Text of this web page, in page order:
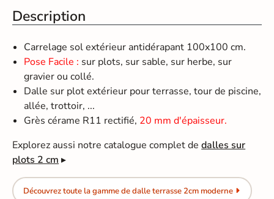
Description
Carrelage sol extérieur antidérapant 100x100 cm.
Pose Facile : sur plots, sur sable, sur herbe, sur
gravier ou collé.
Dalle sur plot extérieur pour terrasse, tour de piscine,
allée, trottoir, ...
Grès cérame R11 rectifié, 20 mm d'épaisseur.
Explorez aussi notre catalogue complet dedalles sur
plots 2 cm ▸
Découvrez toute la gamme de dalle terrasse 2cm moderne